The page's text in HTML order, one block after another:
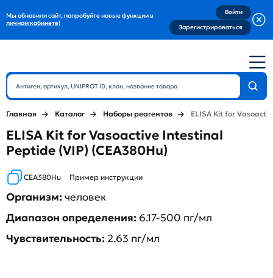
Мы обновили сайт, попробуйте новые функции в
личном кабинете!
Войти
Зарегистрироваться
Главная Каталог Наборы реагентов ELISA Kit for
ELISA Kit for Vasoactive Intestinal
Peptide (VIP) (CEA380Hu)
CEA380Hu Пример инструкции
Организм:человек
Диапазон определения: 6.17-500 пг/мл
Чувствительность: 2.63 пг/мл